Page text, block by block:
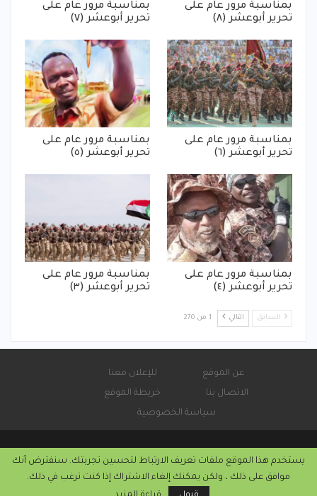
بمناسبة مرور عام على
تحرير أبوعشر (٨)
بمناسبة مرور عام على
تحرير أبوعشر (٧)
بمناسبة مرور عام على
تحرير أبوعشر (٦)
بمناسبة مرور عام على
تحرير أبوعشر (٥)
بمناسبة مرور عام على
تحرير أبوعشر (٤)
بمناسبة مرور عام على
تحرير أبوعشر (٣)
السابق التالي 1 من 270
عن الموقع
للإعلان معنا
الاتصال بنا
خريطة الموقع
سياسة الخصوصية
التركيب والاستضافة من كريستا هوست
يستخدم هذا الموقع ملفات تعريف الارتباط لتحسين تجربتك. سنفترض أنك
موافق على ذلك ، ولكن يمكنك إلغاء الاشتراك إذا كنت ترغب في ذلك.